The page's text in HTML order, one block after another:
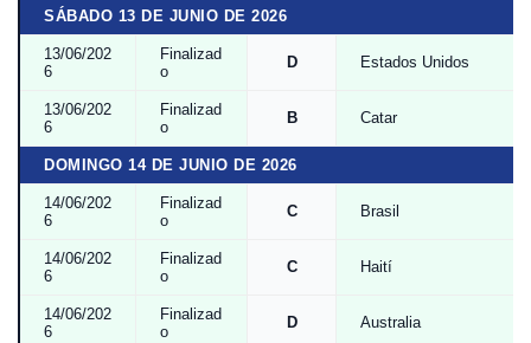
SÁBADO 13 DE JUNIO DE 2026
13/06/202
6
Finalizad
o
D Estados Unidos
13/06/202
6
Finalizad
o
B Catar
DOMINGO 14 DE JUNIO DE 2026
14/06/202
6
Finalizad
o
C Brasil
14/06/202
6
Finalizad
o
C Haití
14/06/202
6
Finalizad
o
D Australia